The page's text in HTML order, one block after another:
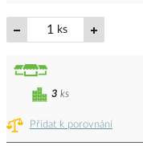
ks
Přidat k porovnání
3 ks